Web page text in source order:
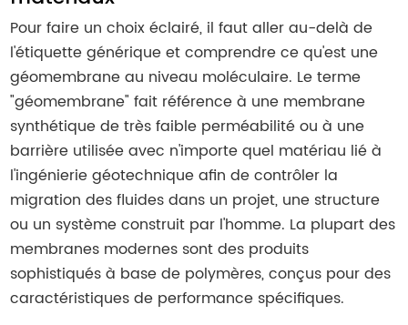
Pour faire un choix éclairé, il faut aller au-delà de
l'étiquette générique et comprendre ce qu'est une
géomembrane au niveau moléculaire. Le terme
"géomembrane" fait référence à une membrane
synthétique de très faible perméabilité ou à une
barrière utilisée avec n'importe quel matériau lié à
l'ingénierie géotechnique afin de contrôler la
migration des fluides dans un projet, une structure
ou un système construit par l'homme. La plupart des
membranes modernes sont des produits
sophistiqués à base de polymères, conçus pour des
caractéristiques de performance spécifiques.